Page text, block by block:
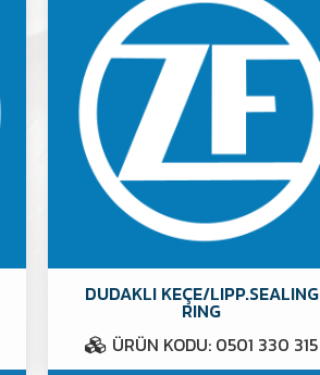
DUDAKLI KEÇE/LIPP.SEALING
RING
ÜRÜN KODU: 0501 330 315